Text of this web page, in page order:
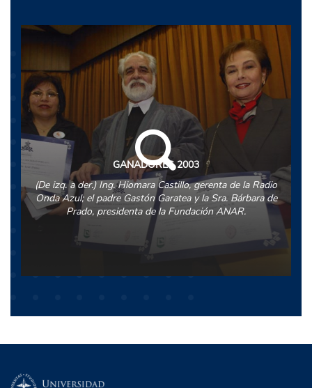
GANADORES 2003
(De izq. a der.) Ing. Hiomara Castillo, gerenta de la Radio
Onda Azul; el padre Gastón Garatea y la Sra. Bárbara de
Prado, presidenta de la Fundación ANAR.